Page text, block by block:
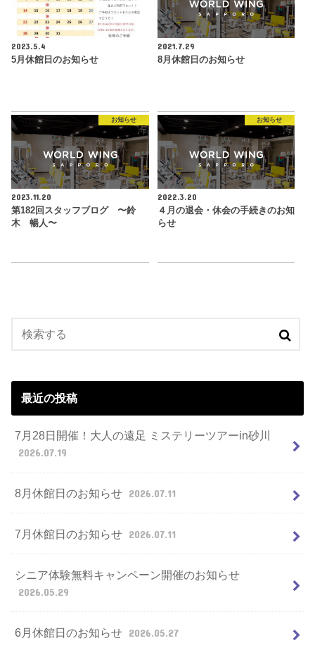
2023.5.4
5月休館日のお知らせ
2021.7.29
8月休館日のお知らせ
お知らせ
2023.11.20
第182回スタッフブログ 〜鈴
木 暢人〜
お知らせ
2022.3.20
４月の退会・休会の手続きのお知
らせ
最近の投稿
7月28日開催！大人の遠足 ミステリーツアーin砂川
2026.07.19
8月休館日のお知らせ 2026.07.11
7月休館日のお知らせ 2026.07.11
シニア体験無料キャンペーン開催のお知らせ
2026.05.29
6月休館日のお知らせ 2026.05.27